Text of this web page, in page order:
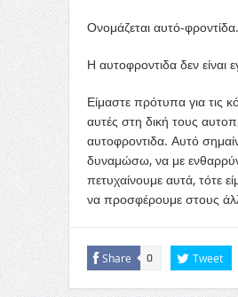
Ονομάζεται αυτό-φροντίδα.
Η αυτοφροντιδα δεν είναι
Είμαστε πρότυπαγια τις
αυτές στη δική τους
αυτοφροντιδα. Αυτό
δυναμώσω, να με
πετυχαίνουμε αυτά, τότε
να προσφέρουμε στους
Share 0 Tweet